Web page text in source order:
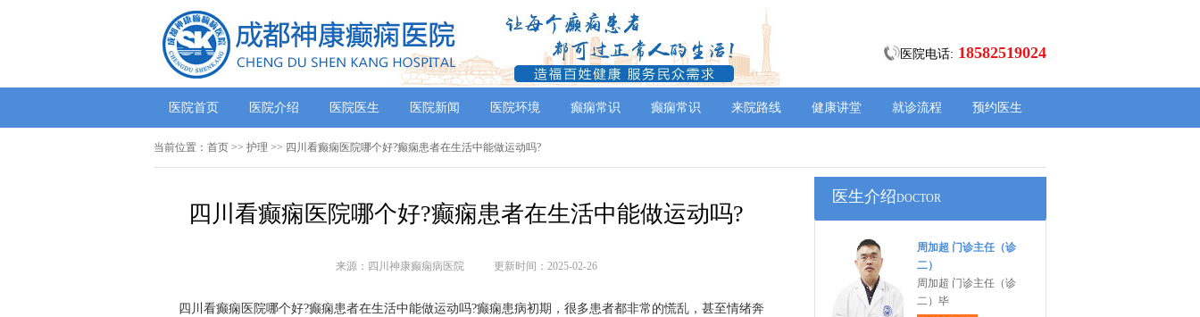
医院电话: 18582519024
医院首页 医院介绍 医院医生 医院新闻 医院环境 癫痫常识 癫痫常识 来院路线 健康讲堂 就诊流程 预约医生
当前位置： 首页 >> 护理 >> 四川看癫痫医院哪个好?癫痫患者在生活中能做运动吗?
四川看癫痫医院哪个好?癫痫患者在生活中能做运动吗?
来源：四川神康癫痫病医院 更新时间：2025-02-26
四川看癫痫医院哪个好?癫痫患者在生活中能做运动吗?癫痫患病初期，很多患者都非常的慌乱，甚至情绪奔
医生介绍DOCTOR
周加超 门诊主任（诊
二）
周加超 门诊主任（诊
二）毕